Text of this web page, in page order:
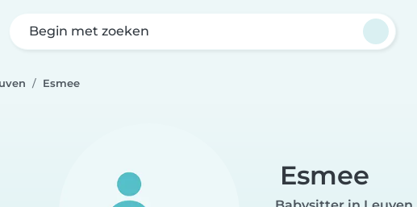
Begin met zoeken
Esmee
Esmee